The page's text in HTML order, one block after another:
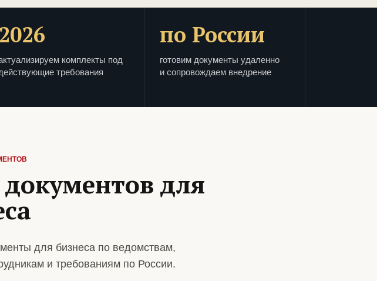
2026
комплекты под
требования
по России
готовим документы удаленно
и сопровождаем внедрение
для
для бизнеса по ведомствам,
и требованиям по России.